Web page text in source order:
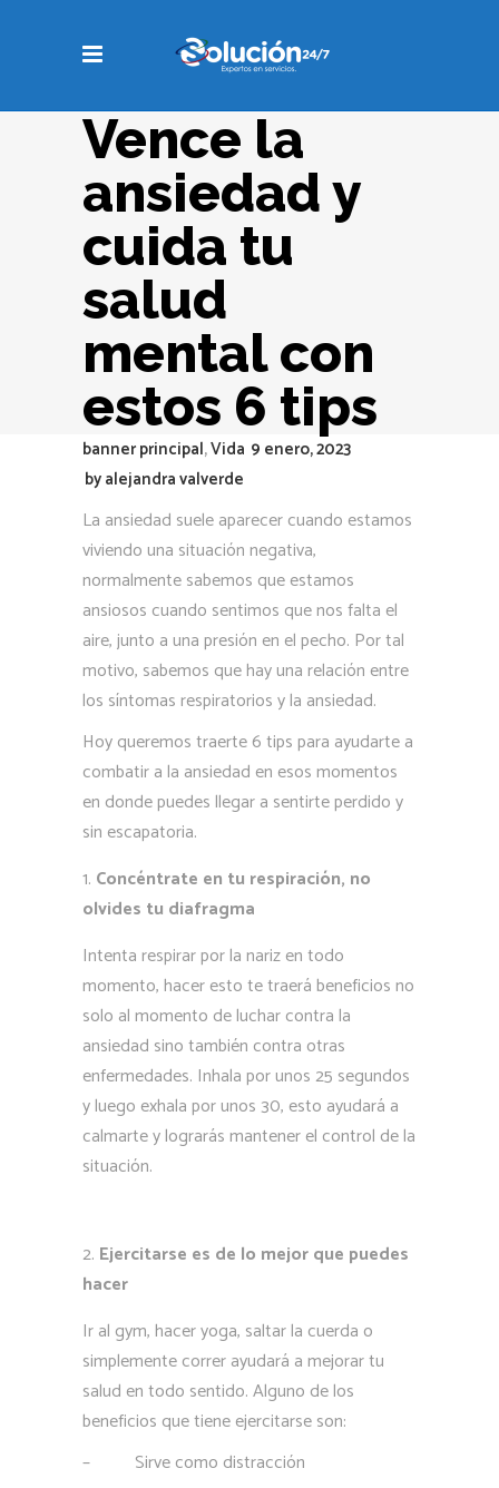
Vence la
ansiedad y
cuida tu
salud
mental con
estos 6 tips
banner principal,Vida 9 enero, 2023
byalejandra valverde
La ansiedad suele aparecer cuando estamos
viviendo una situación negativa,
normalmente sabemos que estamos
ansiosos cuando sentimos que nos falta el
aire, junto a una presión en el pecho. Por tal
motivo, sabemos que hay una relación entre
los síntomas respiratorios y la ansiedad.
Hoy queremos traerte 6 tips para ayudarte a
combatir a la ansiedad en esos momentos
en donde puedes llegar a sentirte perdido y
sin escapatoria.
Concéntrate en tu respiración, no
olvides tu diafragma
Intenta respirar por la nariz en todo
momento, hacer esto te traerá beneficios no
solo al momento de luchar contra la
ansiedad sino también contra otras
enfermedades. Inhala por unos 25 segundos
y luego exhala por unos 30, esto ayudará a
calmarte y lograrás mantener el control de la
situación.
Ejercitarse es de lo mejor que puedes
hacer
Ir al gym, hacer yoga, saltar la cuerda o
simplemente correr ayudará a mejorar tu
salud en todo sentido. Alguno de los
beneficios que tiene ejercitarse son:
–
Sirve como distracción